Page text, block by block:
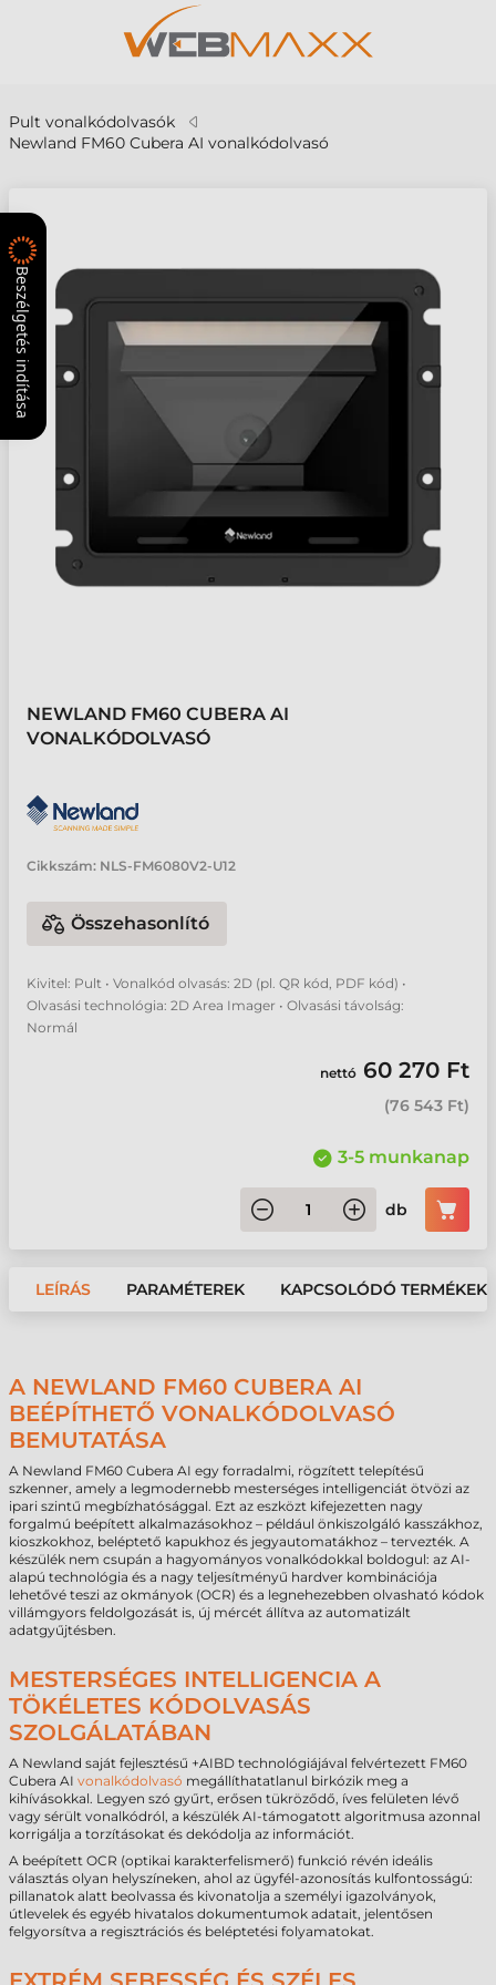
Pult vonalkódolvasók
Newland FM60 Cubera AI vonalkódolvasó
NEWLAND FM60 CUBERA AI
VONALKÓDOLVASÓ
Cikkszám: NLS-FM6080V2-U12
Összehasonlító
Kivitel: Pult • Vonalkód olvasás: 2D (pl. QR kód, PDF kód) •
Olvasási technológia: 2D Area Imager • Olvasási távolság:
Normál
nettó 60 270 Ft
(76 543 Ft)
3-5 munkanap
db
LEÍRÁS PARAMÉTEREK KAPCSOLÓDÓ TERMÉKEK
A NEWLAND FM60 CUBERA AI
BEÉPÍTHETŐ VONALKÓDOLVASÓ
BEMUTATÁSA
A Newland FM60 Cubera AI egy forradalmi, rögzített telepítésű
szkenner, amely a legmodernebb mesterséges intelligenciát ötvözi az
ipari szintű megbízhatósággal. Ezt az eszközt kifejezetten nagy
forgalmú beépített alkalmazásokhoz – például önkiszolgáló kasszákhoz,
kioszkokhoz, beléptető kapukhoz és jegyautomatákhoz – tervezték. A
készülék nem csupán a hagyományos vonalkódokkal boldogul: az AI-
alapú technológia és a nagy teljesítményű hardver kombinációja
lehetővé teszi az okmányok (OCR) és a legnehezebben olvasható kódok
villámgyors feldolgozását is, új mércét állítva az automatizált
adatgyűjtésben.
MESTERSÉGES INTELLIGENCIA A
TÖKÉLETES KÓDOLVASÁS
SZOLGÁLATÁBAN
A Newland saját fejlesztésű +AIBD technológiájával felvértezett FM60
Cubera AI vonalkódolvasó megállíthatatlanul birkózik meg a
kihívásokkal. Legyen szó gyűrt, erősen tükröződő, íves felületen lévő
vagy sérült vonalkódról, a készülék AI-támogatott algoritmusa azonnal
korrigálja a torzításokat és dekódolja az információt.
A beépített OCR (optikai karakterfelismerő) funkció révén ideális
választás olyan helyszíneken, ahol az ügyfél-azonosítás kulfontosságú:
pillanatok alatt beolvassa és kivonatolja a személyi igazolványok,
útlevelek és egyéb hivatalos dokumentumok adatait, jelentősen
felgyorsítva a regisztrációs és beléptetési folyamatokat.
Beszélgetés indítása